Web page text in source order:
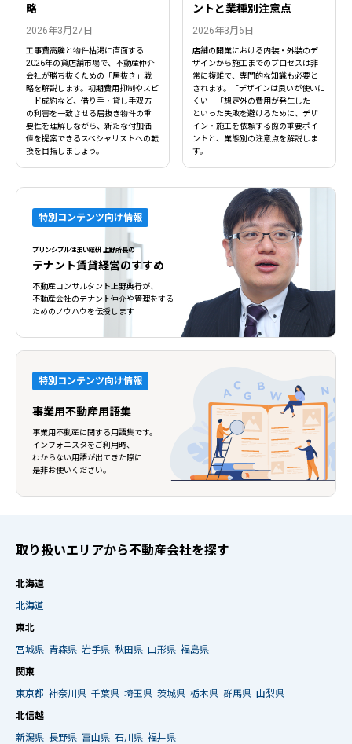
略
2026年3月27日
工事費高騰と物件枯渇に直面する
2026年の貸店舗市場で、不動産仲介
会社が勝ち抜くための「居抜き」戦
略を解説します。初期費用抑制やスピ
ード成約など、借り手・貸し手双方
の利害を一致させる居抜き物件の重
要性を理解しながら、新たな付加価
値を提案できるスペシャリストへの転
換を目指しましょう。
ントと業種別注意点
2026年3月6日
店舗の開業における内装・外装のデ
ザインから施工までのプロセスは非
常に複雑で、専門的な知識も必要と
されます。「デザインは良いが使いに
くい」「想定外の費用が発生した」
といった失敗を避けるために、デザ
イン・施工を依頼する際の重要ポイ
ントと、業態別の注意点を解説しま
す。
特別コンテンツ向け情報
プリンシプル住まい総研 上野所長の
テナント賃貸経営のすすめ
不動産コンサルタント上野典行が、
不動産会社のテナント仲介や管理をする
ためのノウハウを伝授します
特別コンテンツ向け情報
事業用不動産用語集
事業用不動産に関する用語集です。
インフォニスタをご利用時、
わからない用語が出てきた際に
是非お使いください。
取り扱いエリアから不動産会社を探す
北海道
北海道
東北
宮城県 青森県 岩手県 秋田県 山形県 福島県
関東
東京都 神奈川県 千葉県 埼玉県 茨城県 栃木県 群馬県 山梨県
北信越
新潟県 長野県 富山県 石川県 福井県